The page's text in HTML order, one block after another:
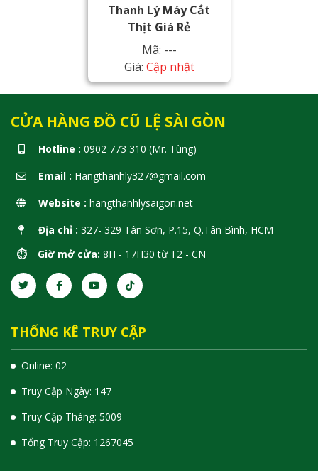
Thanh Lý Máy Cắt
Thịt Giá Rẻ
Mã: ---
Giá: Cập nhật
CỬA HÀNG ĐỒ CŨ LỆ SÀI GÒN
Hotline : 0902 773 310 (Mr. Tùng)
Email : Hangthanhly327@gmail.com
Website : hangthanhlysaigon.net
Địa chỉ : 327- 329 Tân Sơn, P.15, Q.Tân Bình, HCM
⏱️ Giờ mở cửa: 8H - 17H30 từ T2 - CN
THỐNG KÊ TRUY CẬP
Online: 02
Truy Cập Ngày: 147
Truy Cập Tháng: 5009
Tổng Truy Cập: 1 267045